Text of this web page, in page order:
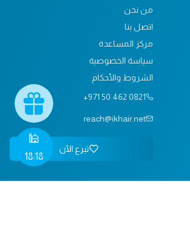
من نحن
اتصل بنا
مركز المساعدة
سياسة الخصوصية
الشروط والأحكام
+971 50 462 0821
reach@ikhair.net
تبرع الآن
🕌
18:18